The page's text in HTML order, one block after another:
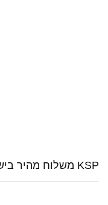
KSP משלוח מהיר בישראל